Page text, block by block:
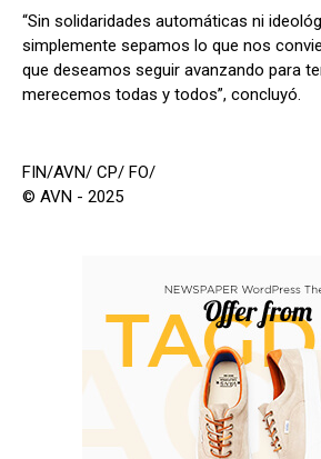
“Sin solidaridades automáticas ni
simplemente sepamos lo que nos
que deseamos seguir avanzando para
merecemos todas y todos”, concluyó.
FIN/AVN/ CP/ FO/
© AVN - 2025